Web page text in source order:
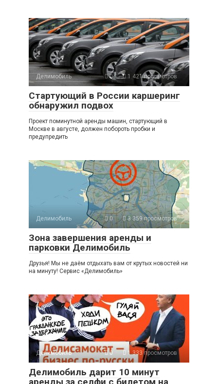
Делимобиль 0 1 421 просмотров
Стартующий в России каршеринг
обнаружил подвох
Проект поминутной аренды машин, стартующий в
Москве в августе, должен побороть пробки и
предупредить
Делимобиль 0 3 359 просмотров
Зона завершения аренды и
парковки Делимобиль
Друзья! Мы не даём отдыхать вам от крутых новостей ни
на минуту! Сервис «Делимобиль»
Делимобиль 0 1 333 просмотров
Делимобиль дарит 10 минут